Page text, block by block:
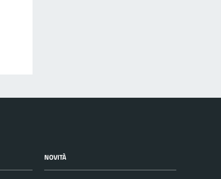
NOVITÀ